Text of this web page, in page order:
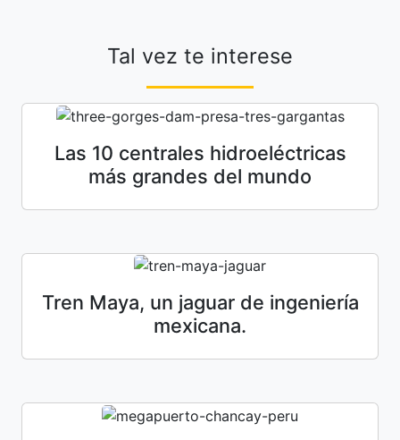
Tal vez te interese
Las 10 centrales hidroeléctricas
más grandes del mundo
Tren Maya, un jaguar de ingeniería
mexicana.